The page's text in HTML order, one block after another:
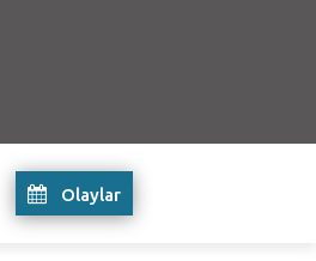
Olaylar